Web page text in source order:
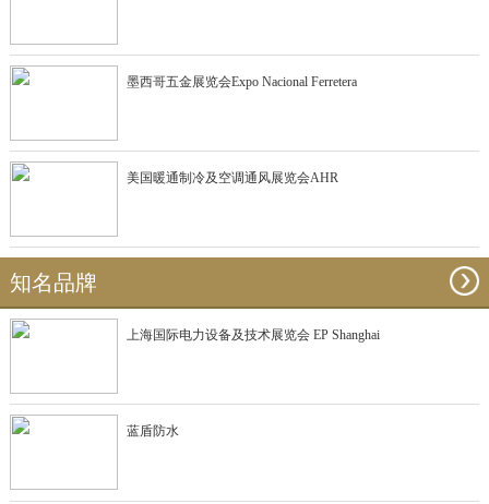
墨西哥五金展览会Expo Nacional Ferretera
美国暖通制冷及空调通风展览会AHR
知名品牌
上海国际电力设备及技术展览会 EP Shanghai
蓝盾防水